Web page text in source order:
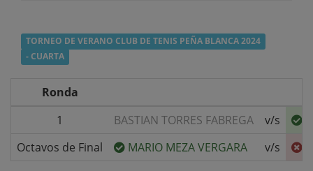
TORNEO DE VERANO CLUB DE TENIS PEÑA BLANCA 2024
- CUARTA
Ronda
1
BASTIAN TORRES FABREGA v/s
Octavos de Final
MARIO MEZA VERGARA v/s